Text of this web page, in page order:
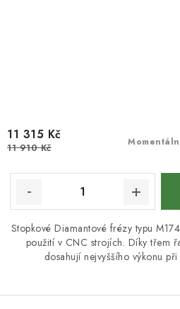
11 315 Kč
11 910 Kč
Stopkové Diamantové frézy typu
použití v CNC strojích. Díky třem
dosahují nejvyššího výkonu